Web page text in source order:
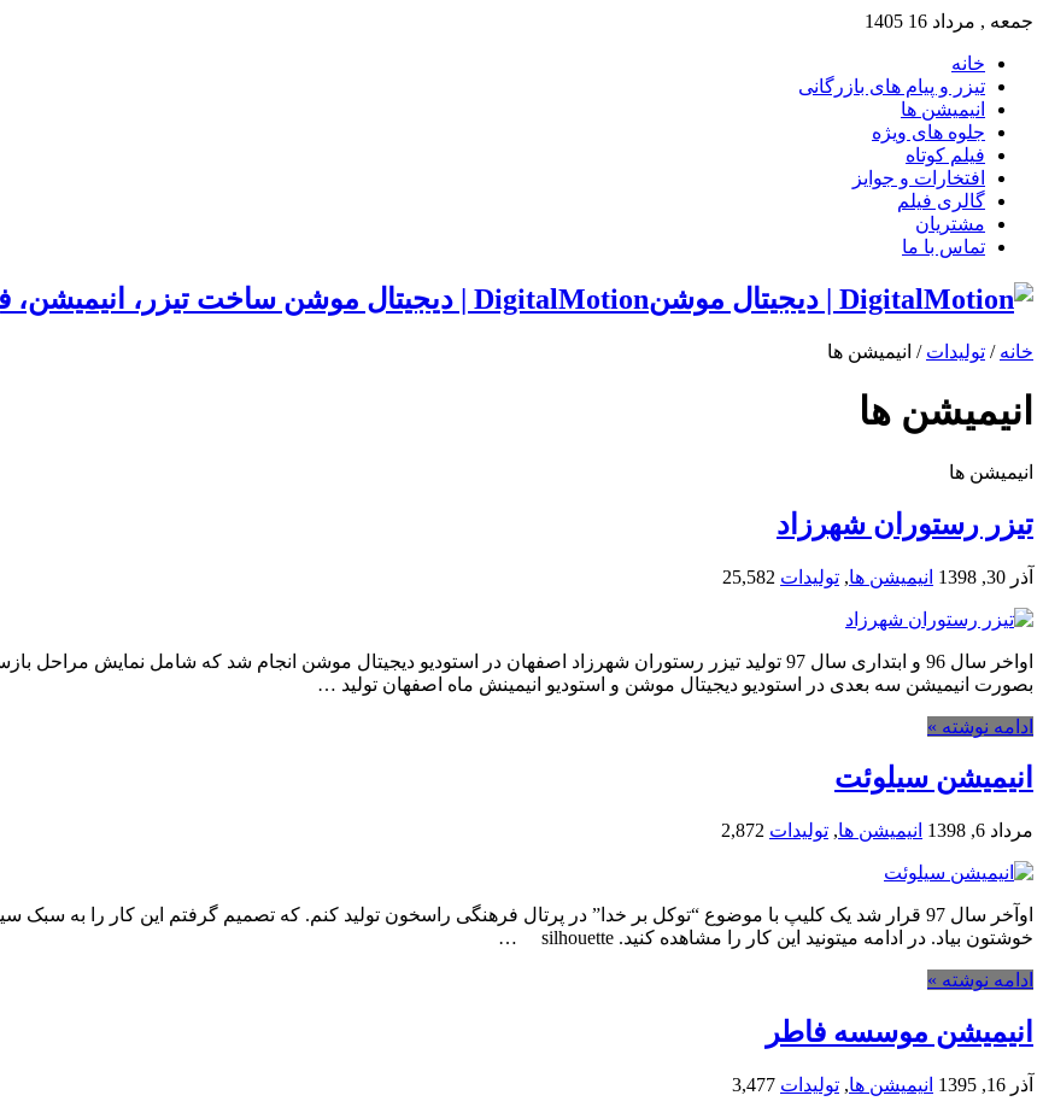
جمعه , مرداد 16 1405
خانه
تیزر و پیام های بازرگانی
انیمیشن ها
جلوه های ویژه
فیلم کوتاه
افتخارات و جوایز
گالری فیلم
مشتریان
تماس با ما
DigitalMotion | دیجیتال موشن ساخت تیزر، انیمیشن، فیلم کوتاه
خانه / تولیدات / انیمیشن ها
انیمیشن ها
انیمیشن ها
تیزر رستوران شهرزاد
آذر 30, 1398 انیمیشن ها, تولیدات 25,582
بصورت انیمیشن سه بعدی در استودیو دیجیتال موشن و استودیو انیمینش ماه اصفهان تولید …
ادامه نوشته »
انیمیشن سیلوئت
مرداد 6, 1398 انیمیشن ها, تولیدات 2,872
خوشتون بیاد. در ادامه میتونید این کار را مشاهده کنید. silhouette …
ادامه نوشته »
انیمیشن موسسه فاطر
آذر 16, 1395 انیمیشن ها, تولیدات 3,477